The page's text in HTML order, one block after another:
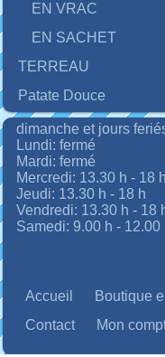
EN VRAC
EN SACHET
TERREAU
Patate Douce
dimanche et jours
Lundi: fermé
Mardi: fermé
Mercredi: 13.30 h - 18 h
Jeudi: 13.30 h - 18 h
Vendredi: 13.30 h - 18
Samedi: 9.00 h -
Accueil Boutique
Contact
Mon